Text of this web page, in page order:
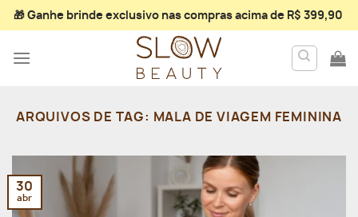
Skip
to
🎁 Ganhe brinde exclusivonas compras acima de R$ 399,90
ARQUIVOS DE TAG: MALA DE VIAGEM FEMININA
30
abr